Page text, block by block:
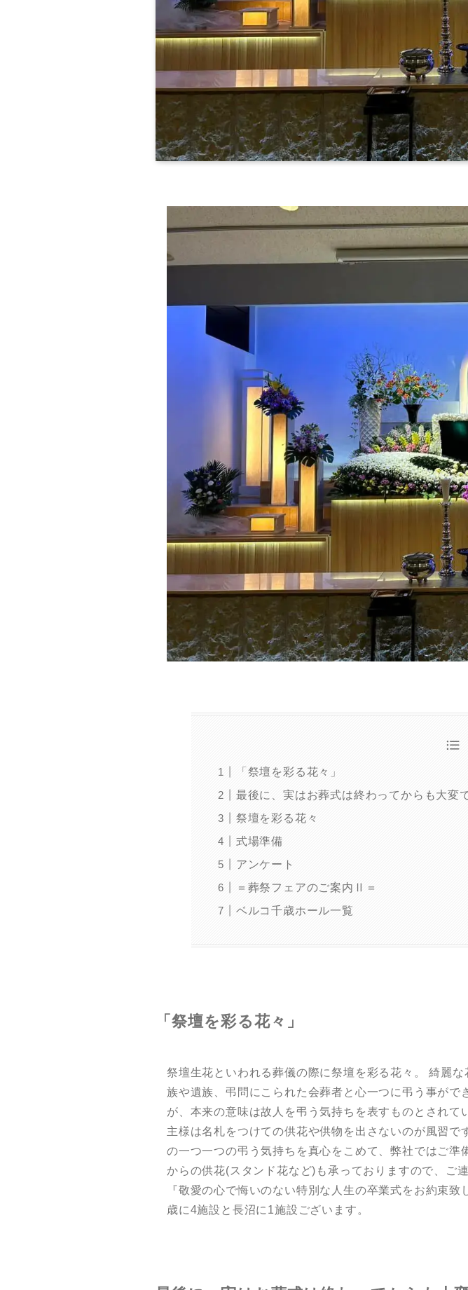
「祭壇を彩る花々」
最後に、実はお葬式は終わってからも大変
祭壇を彩る花々
式場準備
アンケート
＝葬祭フェアのご案内Ⅱ＝
ベルコ千歳ホール一覧
「祭壇を彩る花々」
祭壇生花といわれる葬儀の際に祭壇を彩る花々。 綺麗
族や遺族、弔問にこられた会葬者と心一つに弔う事が
が、本来の意味は故人を弔う気持ちを表すものとされ
主様は名札をつけての供花や供物を出さないのが風習
の一つ一つの弔う気持ちを真心をこめて、弊社ではご
からの供花(スタンド花など)も承っておりますので、ご
『敬愛の心で悔いのない特別な人生の卒業式をお約束
歳に4施設と長沼に1施設ございます。